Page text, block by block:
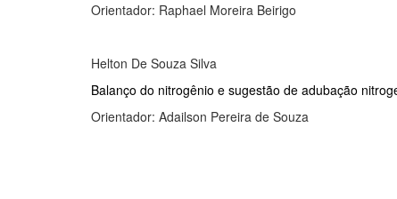
Orientador: Raphael Moreira Beirigo
Helton De Souza Silva
Balanço do nitrogênio e sugestão de adubação
Orientador: Adailson Pereira de Souza